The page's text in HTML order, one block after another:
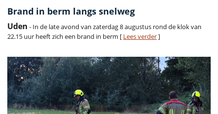
Brand in berm langs snelweg
Uden - In de late avond van zaterdag 8 augustus rond de klok van
22.15 uur heeft zich een brand in berm [ Lees verder]